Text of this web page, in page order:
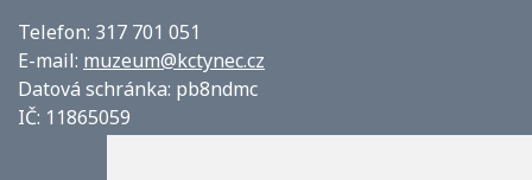
Telefon: 317 701 051
E-mail: muzeum@kctynec.cz
Datová schránka: pb8ndmc
IČ: 11865059